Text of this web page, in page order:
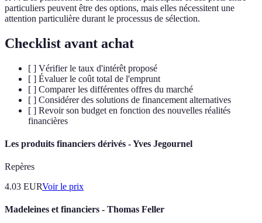
particuliers peuvent être des options, mais elles nécessitent une
attention particulière durant le processus de sélection.
Checklist avant achat
[ ] Vérifier le taux d'intérêt proposé
[ ] Évaluer le coût total de l'emprunt
[ ] Comparer les différentes offres du marché
[ ] Considérer des solutions de financement alternatives
[ ] Revoir son budget en fonction des nouvelles réalités
financières
Les produits financiers dérivés - Yves Jegournel
Repères
4.03 EURVoir le prix
Madeleines et financiers - Thomas Feller